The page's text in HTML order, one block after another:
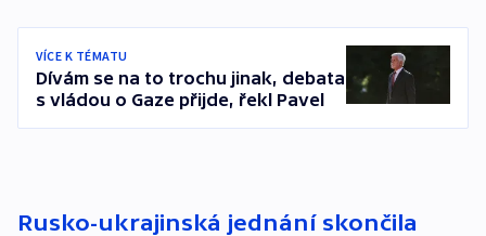
VÍCE K TÉMATU
Dívám se na to trochu jinak, debata
s vládou o Gaze přijde, řekl Pavel
Rusko-ukrajinská jednání skončila